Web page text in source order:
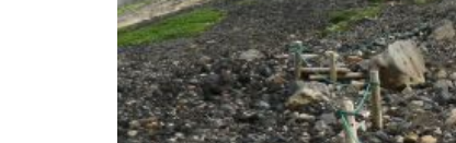
高山植物は・・・・・